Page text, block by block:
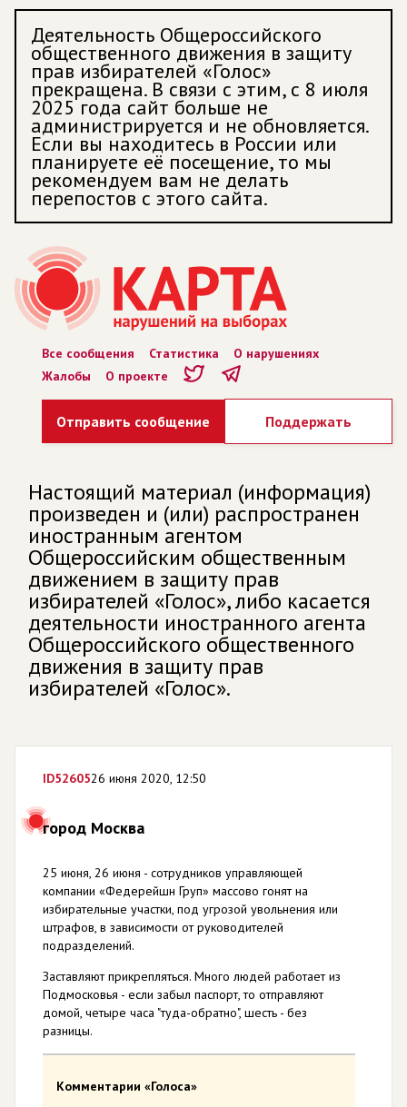
Деятельность Общероссийского
общественного движения в защиту
прав избирателей «Голос»
прекращена. В связи с этим, с 8 июля
2025 года сайт больше не
администрируется и не обновляется.
Если вы находитесь в России или
планируете её посещение, то мы
рекомендуем вам не делать
перепостов с этого сайта.
Все сообщения Статистика
О нарушениях
Жалобы
О проекте
Отправить сообщение Поддержать
Настоящий материал (информация)
произведен и (или) распространен
иностранным агентом
Общероссийским общественным
движением в защиту прав
избирателей «Голос», либо касается
деятельности иностранного агента
Общероссийского общественного
движения в защиту прав
избирателей «Голос».
ID5260526 июня 2020, 12:50
город Москва
25 июня, 26 июня - сотрудников управляющей
компании «Федерейшн Груп» массово гонят на
избирательные участки, под угрозой увольнения или
штрафов, в зависимости от руководителей
подразделений.
Заставляют прикрепляться. Много людей работает из
Подмосковья - если забыл паспорт, то отправляют
домой, четыре часа "туда-обратно", шесть - без
разницы.
Комментарии «Голоса»